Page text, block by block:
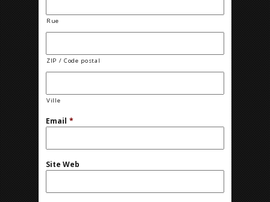
Rue
ZIP / Code postal
Ville
Email *
Site Web